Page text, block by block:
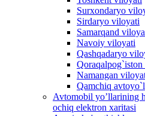
Surxondaryo
Sirdaryo viloyati
Samarqand
Navoiy viloyati
Qashqadaryo
Qoraqalpog`iston
Namangan
Qamchiq avtoyo`l
Avtomobil yo’llarining
ochiq elektron xaritasi